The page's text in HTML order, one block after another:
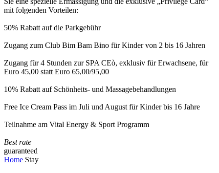
mit folgenden Vorteilen:
50% Rabatt auf die Parkgebühr
Zugang zum Club Bim Bam Bino für Kinder von 2 bis 16 Jahren
Zugang für 4 Stunden zur SPA CEò, exklusiv für Erwachsene, für
Euro 45,00 statt Euro 65,00/95,00
10% Rabatt auf Schönheits- und Massagebehandlungen
Free Ice Cream Pass im Juli und August für Kinder bis 16 Jahre
Teilnahme am Vital Energy & Sport Programm
Best rate
guaranteed
Home Stay